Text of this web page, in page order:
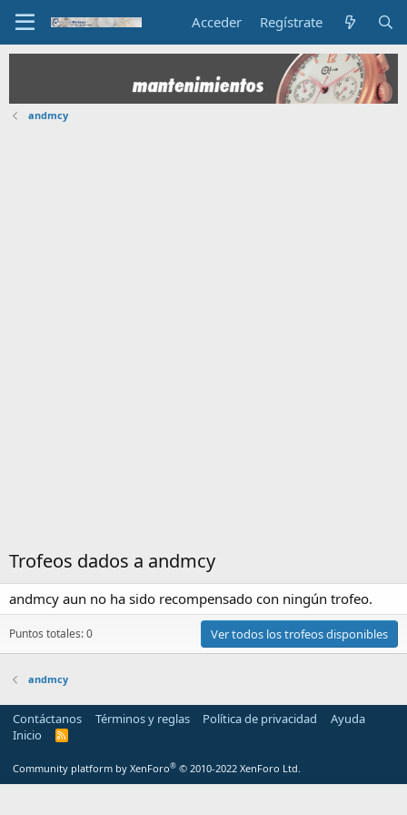
Acceder Regístrate
andmcy
Trofeos dados a andmcy
andmcy aun no ha sido recompensado con ningún trofeo.
Puntos totales: 0 Ver todos los trofeos disponibles
andmcy
Contáctanos Términos y reglas Política de privacidad
Ayuda
Inicio
R
S
Community platform by XenForo® © 2010-2022 XenForo Ltd.